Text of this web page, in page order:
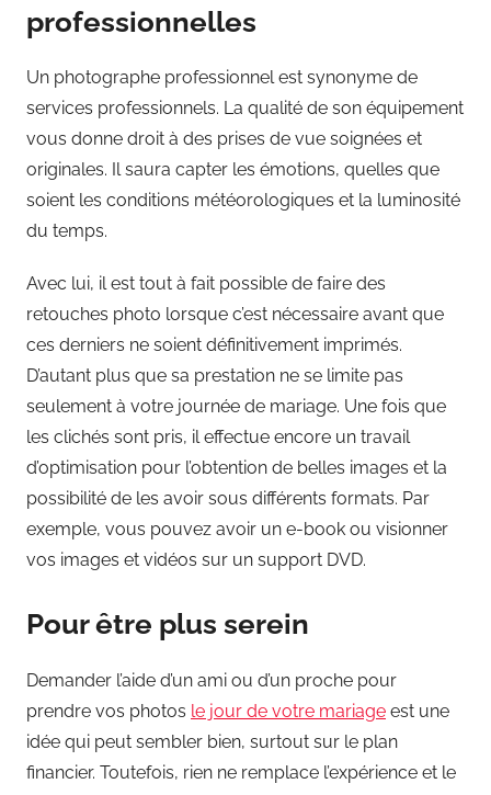
professionnelles
Un photographe professionnel est synonyme de
services professionnels. La qualité de son équipement
vous donne droit à des prises de vue soignées et
originales. Il saura capter les émotions, quelles que
soient les conditions météorologiques et la luminosité
du temps.
Avec lui, il est tout à fait possible de faire des
retouches photo lorsque c’est nécessaire avant que
ces derniers ne soient définitivement imprimés.
D’autant plus que sa prestation ne se limite pas
seulement à votre journée de mariage. Une fois que
les clichés sont pris, il effectue encore un travail
d’optimisation pour l’obtention de belles images et la
possibilité de les avoir sous différents formats. Par
exemple, vous pouvez avoir un e-book ou visionner
vos images et vidéos sur un support DVD.
Pour être plus serein
Demander l’aide d’un ami ou d’un proche pour
prendre vos photos le jour de votre mariage est une
idée qui peut sembler bien, surtout sur le plan
financier. Toutefois, rien ne remplace l’expérience et le